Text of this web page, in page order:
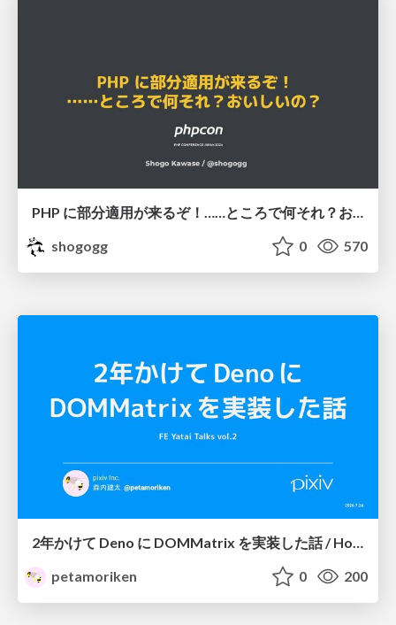
PHP に部分適用が来るぞ！……ところで何それ？おいしいの？ #phpcon / phpcon-2026
shogogg
0 570
petamoriken
0 200